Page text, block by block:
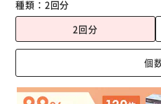
種類： 2回分
2回分